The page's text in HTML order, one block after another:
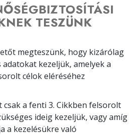
TESZÜNK
megteszünk, hogy kizárólag
adatokat kezeljük, amelyek a
célok eléréséhez
csak a fenti 3. Cikkben felsorolt
ideig kezeljük, vagy amíg
a kezelésükre való